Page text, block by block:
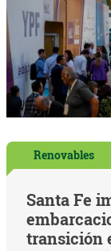
Renovables
Santa Fe
transición